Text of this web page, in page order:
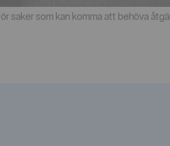
saker som kan komma att behöva